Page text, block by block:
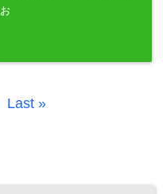
ぉ
Last »